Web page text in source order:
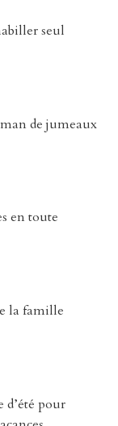
seul
de jumeaux
en toute
la famille
pour